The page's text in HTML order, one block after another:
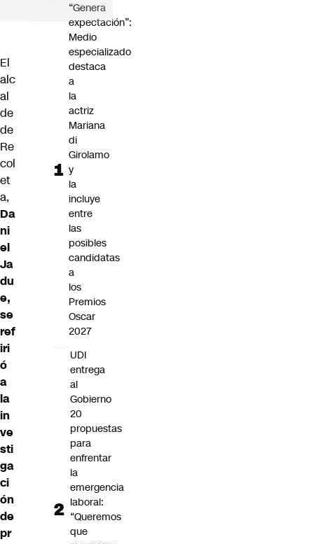
El
alc
al
de
de
Re
col
et
a,
Da
ni
el
Ja
du
e,
se
ref
iri
ó
a
la
in
ve
sti
ga
ci
ón
de
pr
“Genera
expectación”:
Medio
especializado
destaca
a
la
actriz
Mariana
di
Girolamo
y
la
incluye
entre
las
posibles
candidatas
a
los
Premios
Oscar
2027
UDI
entrega
al
Gobierno
20
propuestas
para
enfrentar
la
emergencia
laboral:
“Queremos
que